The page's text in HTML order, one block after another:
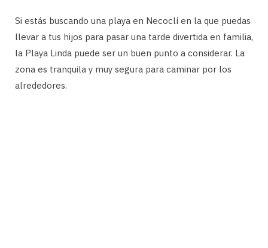
Si estás buscando una playa en Necoclí en la que puedas
llevar a tus hijos para pasar una tarde divertida en familia,
la Playa Linda puede ser un buen punto a considerar. La
zona es tranquila y muy segura para caminar por los
alrededores.